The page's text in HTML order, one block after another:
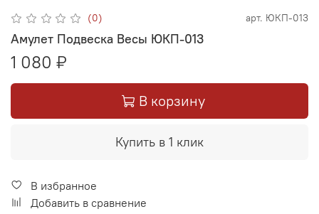
(0) арт. ЮКП-013
Амулет Подвеска Весы ЮКП-013
1 080 ₽
В корзину
Купить в 1 клик
В избранное
Добавить в сравнение